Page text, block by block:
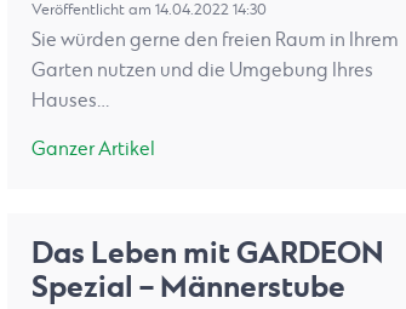
Veröffentlicht am 14.04.2022 14:30
Sie würden gerne den freien Raum in Ihrem
Garten nutzen und die Umgebung Ihres
Hauses…
Ganzer Artikel
Das Leben mit GARDEON
Spezial – Männerstube